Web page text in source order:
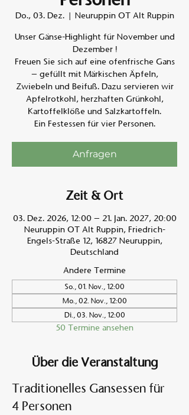
Do., 03. Dez.
  |
Neuruppin OT Alt Ruppin
Unser Gänse-Highlight für November und
Dezember !
Freuen Sie sich auf eine ofenfrische Gans
– gefüllt mit Märkischen Äpfeln,
Zwiebeln und Beifuß. Dazu servieren wir
Apfelrotkohl, herzhaften Grünkohl,
Kartoffelklöße und Salzkartoffeln.
Ein Festessen für vier Personen.
Anfragen
Zeit & Ort
03. Dez. 2026, 12:00 – 21. Jan. 2027, 20:00
Neuruppin OT Alt Ruppin, Friedrich-
Engels-Straße 12, 16827 Neuruppin,
Deutschland
Andere Termine
So., 01. Nov., 12:00
Mo., 02. Nov., 12:00
Di., 03. Nov., 12:00
50 Termine ansehen
Über die Veranstaltung
Traditionelles Gansessen für
4 Personen